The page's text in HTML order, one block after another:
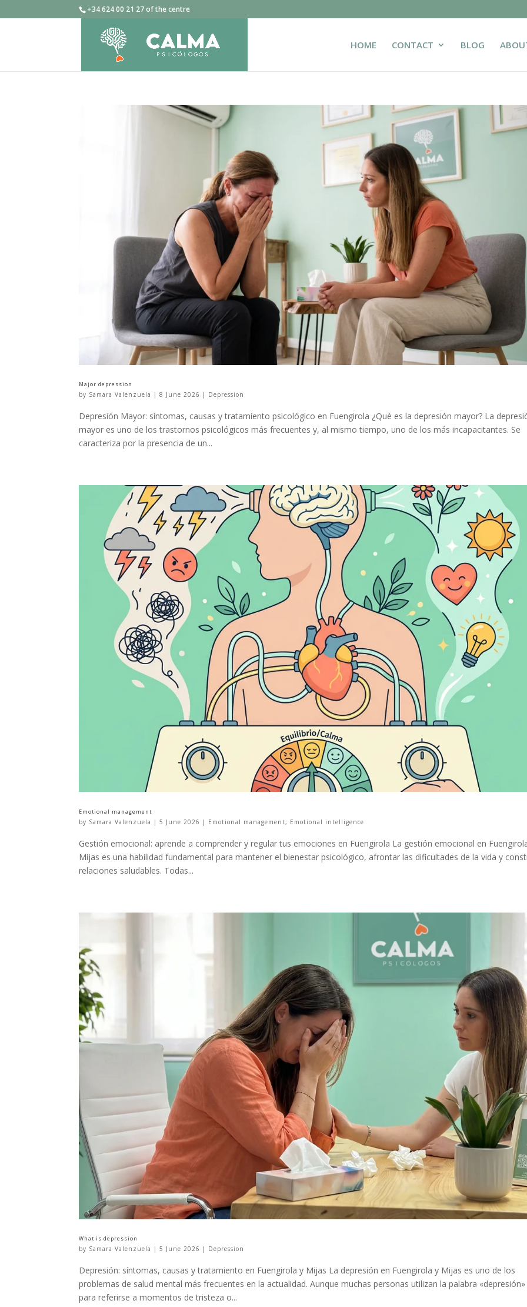
+34 624 00 21 27 of the centre
HOME CONTACT BLOG
Major depression
by Samara Valenzuela |8 June 2026 | Depression
Depresión Mayor: síntomas, causas y tratamiento psicológico en Fuengirola ¿Qué es la depresión mayor? La
mayor es uno de los trastornos psicológicos más frecuentes y, al mismo tiempo, uno de los más incapacitantes. Se
caracteriza por la presencia de un...
Emotional management
by Samara Valenzuela |5 June 2026 | Emotional management, Emotional intelligence
Gestión emocional: aprende a comprender y regular tus emociones en Fuengirola La gestión emocional en
Mijas es una habilidad fundamental para mantener el bienestar psicológico, afrontar las dificultades de la vida y
relaciones saludables. Todas...
What is depression
by Samara Valenzuela |5 June 2026 | Depression
Depresión: síntomas, causas y tratamiento en Fuengirola y Mijas La depresión en Fuengirola y Mijas es uno de los
problemas de salud mental más frecuentes en la actualidad. Aunque muchas personas utilizan la palabra «depresión»
para referirse a momentos de tristeza o...